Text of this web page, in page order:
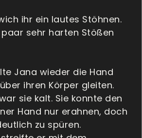
ihr ein lautes Stöhnen.
sehr harten Stößen
Jana wieder die Hand
ihren Körper gleiten.
sie kalt. Sie konnte den
Hand nur erahnen, doch
zu spüren.